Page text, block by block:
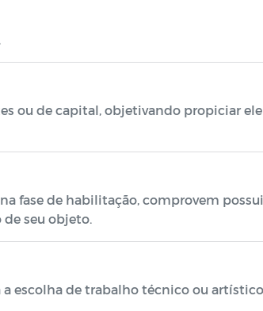
ou de capital, objetivando propiciar
fase de habilitação, comprovem
seu objeto.
escolha de trabalho técnico ou